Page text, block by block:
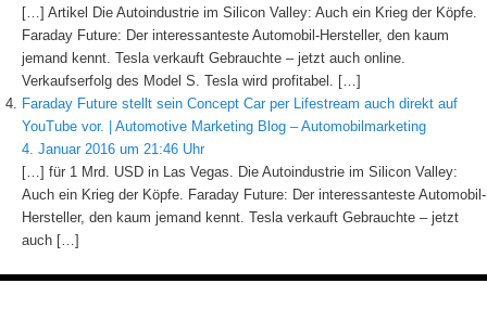
[…] Artikel Die Autoindustrie im Silicon Valley: Auch ein Krieg der Köpfe.
Faraday Future: Der interessanteste Automobil-Hersteller, den kaum
jemand kennt. Tesla verkauft Gebrauchte – jetzt auch online.
Verkaufserfolg des Model S. Tesla wird profitabel. […]
Faraday Future stellt sein Concept Car per Lifestream auch direkt auf
YouTube vor. | Automotive Marketing Blog – Automobilmarketing
4. Januar 2016 um 21:46 Uhr
[…] für 1 Mrd. USD in Las Vegas. Die Autoindustrie im Silicon Valley:
Auch ein Krieg der Köpfe. Faraday Future: Der interessanteste Automobil-
Hersteller, den kaum jemand kennt. Tesla verkauft Gebrauchte – jetzt
auch […]